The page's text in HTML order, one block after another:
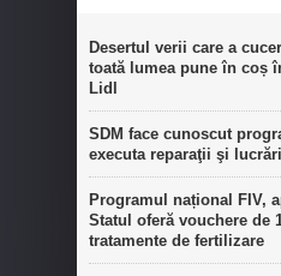
Desertul verii care a
toată lumea pune în coș
Lidl
SDM face cunoscut
executa reparaţii şi
Programul național FIV,
Statul oferă vouchere de
tratamente de fertilizare